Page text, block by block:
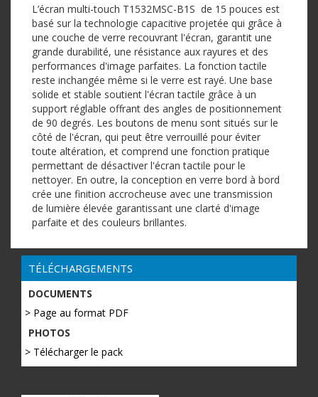
L’écran multi-touch T1532MSC-B1S de 15 pouces est
basé sur la technologie capacitive projetée qui grâce à
une couche de verre recouvrant l'écran, garantit une
grande durabilité, une résistance aux rayures et des
performances d'image parfaites. La fonction tactile
reste inchangée même si le verre est rayé. Une base
solide et stable soutient l'écran tactile grâce à un
support réglable offrant des angles de positionnement
de 90 degrés. Les boutons de menu sont situés sur le
côté de l'écran, qui peut être verrouillé pour éviter
toute altération, et comprend une fonction pratique
permettant de désactiver l'écran tactile pour le
nettoyer. En outre, la conception en verre bord à bord
crée une finition accrocheuse avec une transmission
de lumière élevée garantissant une clarté d'image
parfaite et des couleurs brillantes.
TÉLÉCHARGEMENTS
DOCUMENTS
> Page au format PDF
PHOTOS
> Télécharger le pack